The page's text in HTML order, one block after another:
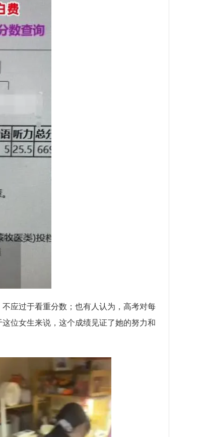
应过于看重分数；也有人认为，高考对每
位女生来说，这个成绩见证了她的努力和